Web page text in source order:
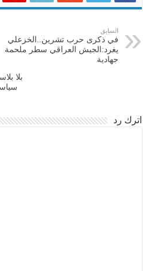
السابق
في ذكرى حرب تشرين..الخزعلي
يغرد:الجيش العراقي سطر ملحمة
جهادية
بلا
اترك رد